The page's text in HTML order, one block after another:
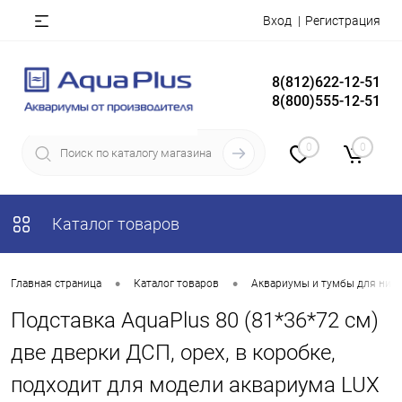
Вход Регистрация
8(812)622-12-51
8(800)555-12-51
0 0
Каталог товаров
Главная страница • Каталог товаров • Аквариумы и тумбы для них
Подставка AquaPlus 80 (81*36*72 см)
две дверки ДСП, орех, в коробке,
подходит для модели аквариума LUX